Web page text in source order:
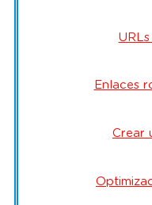
Enlaces
Crear